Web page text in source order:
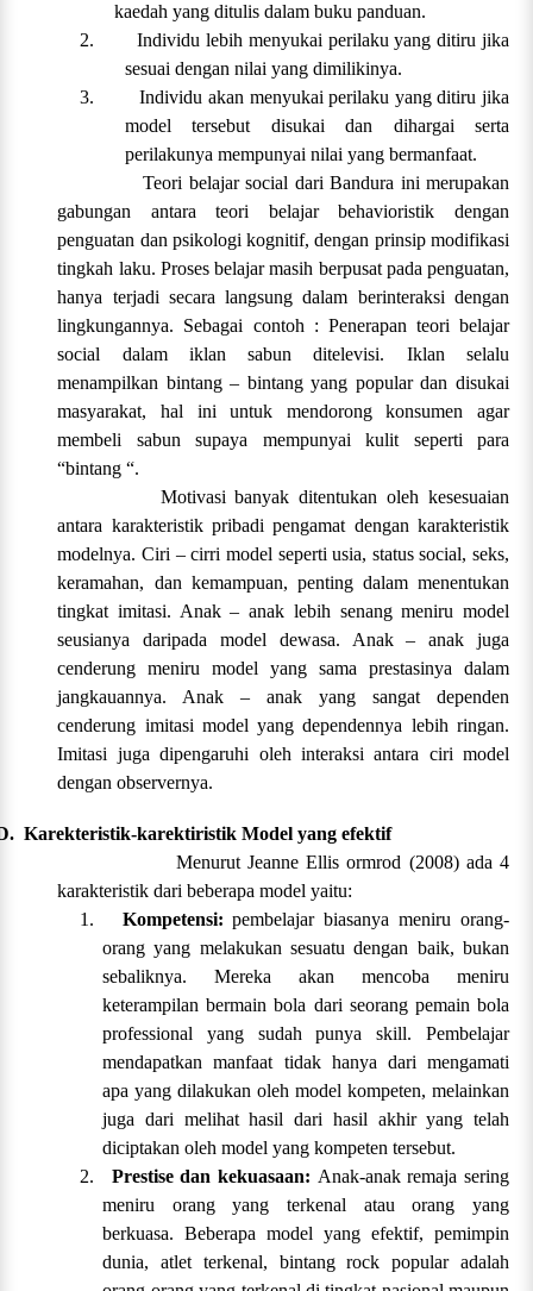
kaedah yang ditulis dalam buku panduan.
2.
Individu lebih menyukai perilaku yang ditiru jika
sesuai dengan nilai yang dimilikinya.
3.
Individu akan menyukai perilaku yang ditiru jika
model tersebut disukai dan dihargai serta
perilakunya mempunyai nilai yang bermanfaat.
Teori belajar social dari Bandura ini merupakan
gabungan antara teori belajar behavioristik dengan
penguatan dan psikologi kognitif, dengan prinsip modifikasi
tingkah laku. Proses belajar masih berpusat pada penguatan,
hanya terjadi secara langsung dalam berinteraksi dengan
lingkungannya. Sebagai contoh : Penerapan teori belajar
social dalam iklan sabun ditelevisi. Iklan selalu
menampilkan bintang – bintang yang popular dan disukai
masyarakat, hal ini untuk mendorong konsumen agar
membeli sabun supaya mempunyai kulit seperti para
“bintang “.
Motivasi banyak ditentukan oleh kesesuaian
antara karakteristik pribadi pengamat dengan karakteristik
modelnya. Ciri – cirri model seperti usia, status social, seks,
keramahan, dan kemampuan, penting dalam menentukan
tingkat imitasi. Anak – anak lebih senang meniru model
seusianya daripada model dewasa. Anak – anak juga
cenderung meniru model yang sama prestasinya dalam
jangkauannya. Anak – anak yang sangat dependen
cenderung imitasi model yang dependennya lebih ringan.
Imitasi juga dipengaruhi oleh interaksi antara ciri model
dengan observernya.
Karekteristik-karektiristik Model yang efektif
Menurut Jeanne Ellis ormrod (2008) ada 4
karakteristik dari beberapa model yaitu:
1.
Kompetensi:pembelajar biasanya meniru orang-
orang yang melakukan sesuatu dengan baik, bukan
sebaliknya. Mereka akan mencoba meniru
keterampilan bermain bola dari seorang pemain bola
professional yang sudah punya skill. Pembelajar
mendapatkan manfaat tidak hanya dari mengamati
apa yang dilakukan oleh model kompeten, melainkan
juga dari melihat hasil dari hasil akhir yang telah
diciptakan oleh model yang kompeten tersebut.
2.
Prestise dan kekuasaan: Anak-anak remaja sering
meniru orang yang terkenal atau orang yang
berkuasa. Beberapa model yang efektif, pemimpin
dunia, atlet terkenal, bintang rock popular adalah